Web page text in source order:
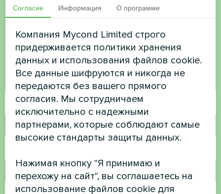
Хотите купить или у вас
есть вопросы?
Свяжитесь с нами, и мы поможем вам
Имя
Номер телефона
Электронная почта
Согласие Информация О программе
Компания Mycond Limited строго
придерживается политики хранения
данных и использования файлов cookie.
Все данные шифруются и никогда не
передаются без вашего прямого
согласия. Мы сотрудничаем
исключительно с надежными
партнерами, которые соблюдают самые
высокие стандарты защиты данных.
Нажимая кнопку "Я принимаю и
перехожу на сайт", вы соглашаетесь на
использование файлов cookie для